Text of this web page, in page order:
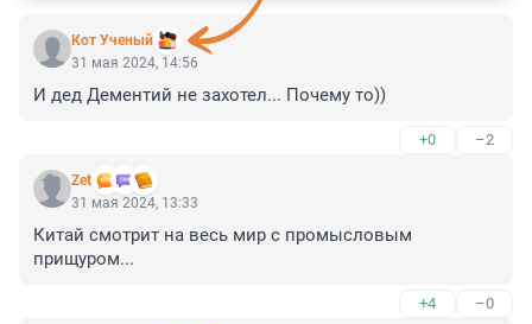
Кот Ученый
31 мая 2024, 14:56
И дед Дементий не захотел... Почему то))
+0 –2
Zet
31 мая 2024, 13:33
Китай смотрит на весь мир с промысловым
прищуром...
+4 –0